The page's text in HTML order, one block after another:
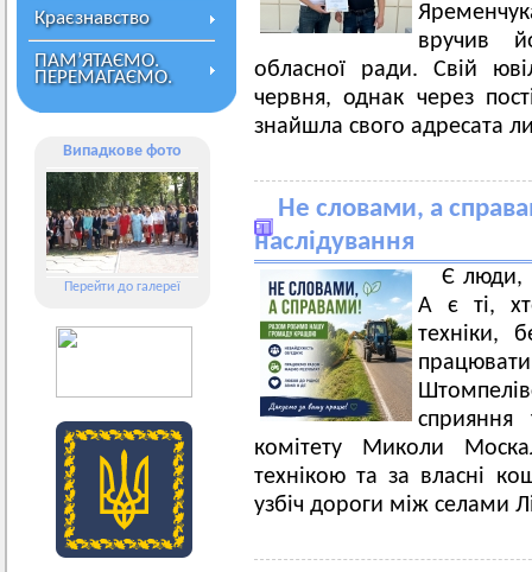
Краєзнавство
ПАМ’ЯТАЄМО.
ПЕРЕМАГАЄМО.
Випадкове фото
Перейти до галереї
вручив
обласної ради. Свій
червня, однак через
знайшла свого адресата
Не словами, а
наслідування
Є люди,
А є ті,
техніки,
сприяння
комітету Миколи
технікою та за власні
узбіч дороги між селами